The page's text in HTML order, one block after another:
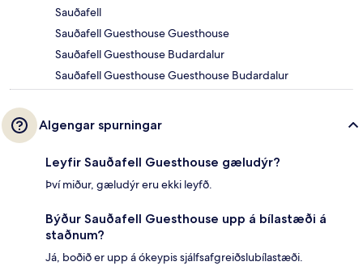
Sauðafell
Sauðafell Guesthouse Guesthouse
Sauðafell Guesthouse Budardalur
Sauðafell Guesthouse Guesthouse Budardalur
Algengar spurningar
Leyfir Sauðafell Guesthouse gæludýr?
Því miður, gæludýr eru ekki leyfð.
Býður Sauðafell Guesthouse upp á bílastæði á
staðnum?
Já, boðið er upp á ókeypis sjálfsafgreiðslubílastæði.